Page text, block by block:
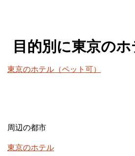
目的別に東京の
東京のホテル（ペット可）
周辺の都市
東京のホテル